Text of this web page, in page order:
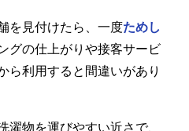
を見付けたら、一度ためし
グの仕上がりや接客サービ
ら利用すると間違いがあり
濯物を運びやすい近さで、